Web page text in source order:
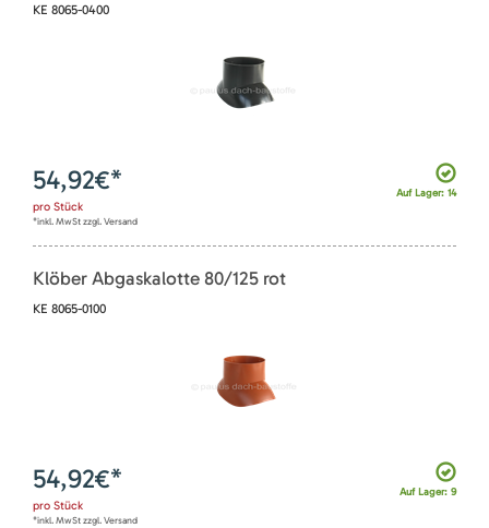
KE 8065-0400
Auf Lager: 14
54,92€*
pro Stück
*inkl. MwSt zzgl. Versand
Klöber Abgaskalotte 80/125 rot
KE 8065-0100
Auf Lager: 9
54,92€*
pro Stück
*inkl. MwSt zzgl. Versand